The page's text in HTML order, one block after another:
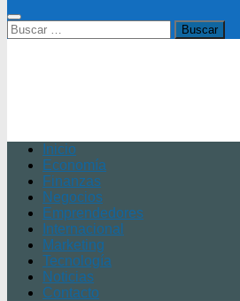
Buscar:
Inicio
Economía
Finanzas
Negocios
Emprendedores
Internacional
Marketing
Tecnología
Noticias
Contacto